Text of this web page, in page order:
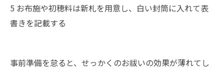
5 お布施や初穂料は新札を用意し、白い封筒に入れて表
書きを記載する
事前準備を怠ると、せっかくのお祓いの効果が薄れてし